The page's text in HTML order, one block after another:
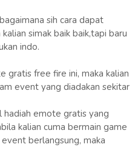
sih cara dapat
simak baik baik,tapi baru
indo.
gratis free fire ini, maka kalian
event yang diadakan sekitar
hadiah emote gratis yang
kalian cuma bermain game
berlangsung, maka